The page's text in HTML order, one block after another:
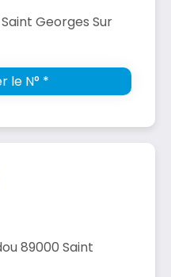
Georges Sur
le N° *
89000 Saint